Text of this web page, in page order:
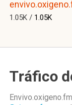
1.05K / 1.05K
Tráfico